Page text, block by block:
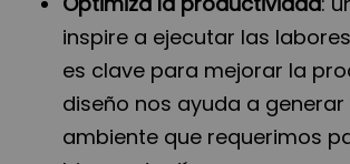
inspire a ejecutar las
es clave para mejorar la
diseño nos ayuda a generar
ambiente que requerimos